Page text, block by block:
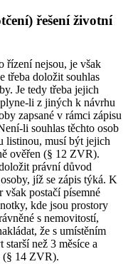
řešení životní
řízení nejsou, je však
třeba doložit souhlas
Je tedy třeba jejich
li z jiných k návrhu
zapsané v rámci zápisu
li souhlas těchto osob
listinou, musí být jejich
ověřen (§ 12 ZVR).
právní důvod
jíž se zápis týká. K
postačí písemné
kde jsou prostory
s nemovitostí,
že s umístěním
než 3 měsíce a
(§ 14 ZVR).